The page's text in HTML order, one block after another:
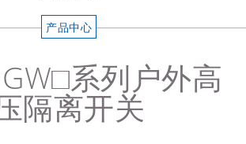
产品中心
系列户外高
隔离开关